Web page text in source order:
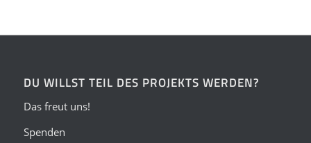
DU WILLST TEIL DES PROJEKTS WERDEN?
Das freut uns!
Spenden